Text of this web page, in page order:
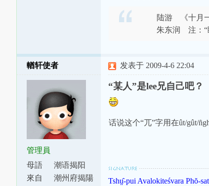
陆游 《十月一日
朱东润 注：“睡
輶轩使者
管理員
母語
潮语揭阳
腔
來自
潮州府揭陽
发表于 2009-4-6 22:04
“某人”是lee兄自己吧？
话说这个“兀”字用在ût/gût/
Tshṳ̂-pui Avalokiteśvara Phŏ-